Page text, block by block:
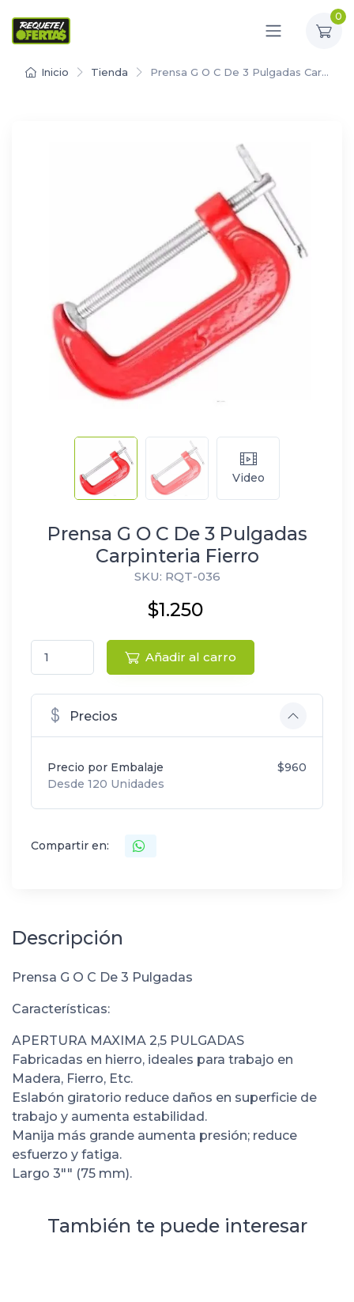
0
Inicio Tienda Prensa G O C De 3 Pulgadas Car…
Video
Prensa G O C De 3 Pulgadas
Carpinteria Fierro
SKU: RQT-036
$1.250
Añadir al carro
Precios
Precio por Embalaje
Desde 120 Unidades
$960
Compartir en:
Descripción
Prensa G O C De 3 Pulgadas
Características:
APERTURA MAXIMA 2,5 PULGADAS
Fabricadas en hierro, ideales para trabajo en
Madera, Fierro, Etc.
Eslabón giratorio reduce daños en superficie de
trabajo y aumenta estabilidad.
Manija más grande aumenta presión; reduce
esfuerzo y fatiga.
Largo 3"" (75 mm).
También te puede interesar